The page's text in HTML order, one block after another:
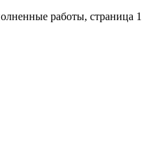
работы, страница 1